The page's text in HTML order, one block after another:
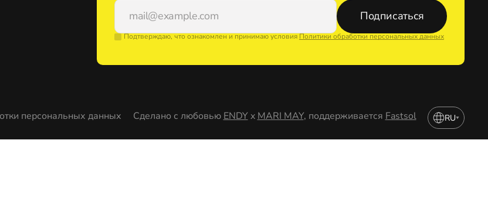
Подписаться
Подтверждаю, что ознакомлен и принимаю условияПолитики обработки персональных данных
персональных данных Сделано с любовью ENDY x MARI MAY, поддерживается Fastsol RU